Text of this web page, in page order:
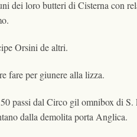
dei loro butteri di Cisterna con
Orsini de altri.
fare per giunere alla lizza.
passi dal Circo gil omnibox di
dalla demolita porta Anglica.